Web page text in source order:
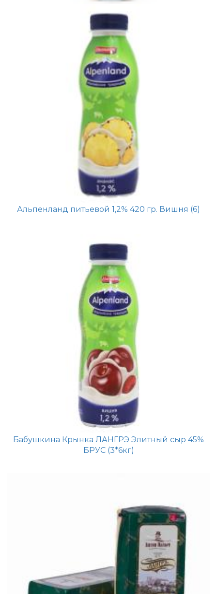
Альпенланд питьевой 1,2% 420 гр. Вишня (6)
Бабушкина Крынка ЛАНГРЭ Элитный сыр 45%
БРУС (3*6кг)